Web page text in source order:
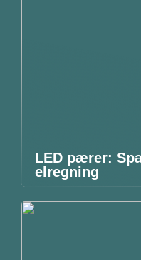
LED pærer:
elregning